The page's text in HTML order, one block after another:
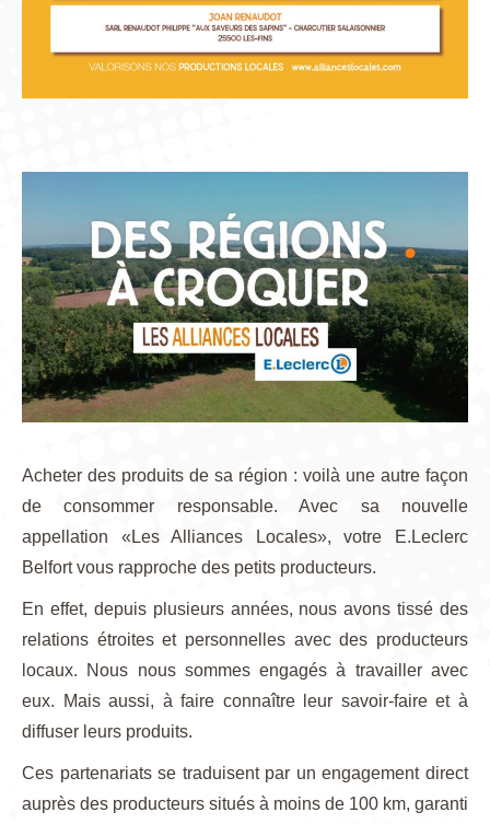
Acheter des produits de sa région : voilà une autre façon
de consommer responsable. Avec sa nouvelle
appellation «Les Alliances Locales», votre E.Leclerc
Belfort vous rapproche des petits producteurs.
En effet, depuis plusieurs années, nous avons tissé des
relations étroites et personnelles avec des producteurs
locaux. Nous nous sommes engagés à travailler avec
eux. Mais aussi, à faire connaître leur savoir-faire et à
diffuser leurs produits.
Ces partenariats se traduisent par un engagement direct
auprès des producteurs situés à moins de 100 km, garanti